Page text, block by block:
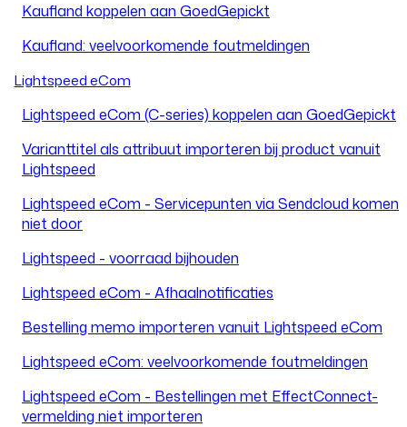
Kaufland koppelen aan GoedGepickt
Kaufland: veelvoorkomende foutmeldingen
Lightspeed eCom
Lightspeed eCom (C-series) koppelen aan GoedGepickt
Varianttitel als attribuut importeren bij product vanuit
Lightspeed
Lightspeed eCom - Servicepunten via Sendcloud komen
niet door
Lightspeed - voorraad bijhouden
Lightspeed eCom - Afhaalnotificaties
Bestelling memo importeren vanuit Lightspeed eCom
Lightspeed eCom: veelvoorkomende foutmeldingen
Lightspeed eCom - Bestellingen met EffectConnect-
vermelding niet importeren